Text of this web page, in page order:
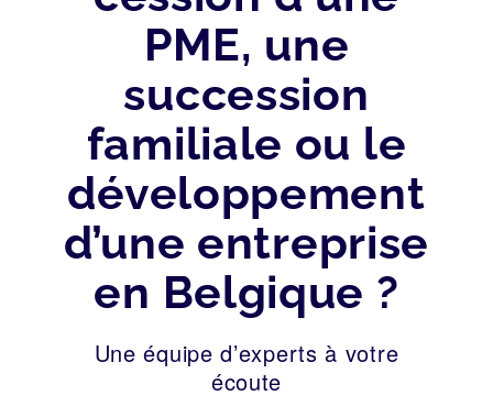
PME, une
succession
familiale ou le
développement
d’une entreprise
en Belgique ?
Une équipe d’experts à votre
écoute